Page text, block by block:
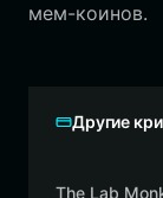
мем-коинов.
Другие
The Lab